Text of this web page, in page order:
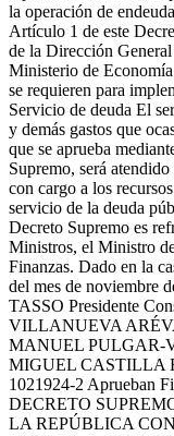
la operación de
Artículo 1 de este
de la Dirección
Ministerio de
se requieren para
Servicio de deuda El
y demás gastos que
que se aprueba
Supremo, será
con cargo a los
servicio de la deuda
Decreto Supremo es
Ministros, el Ministro
Finanzas. Dado en la
del mes de
TASSO Presidente
VILLANUEVA
MANUEL PULGAR-
MIGUEL CASTILLA
1021924-2 Aprueban
DECRETO
LA REPÚBLICA